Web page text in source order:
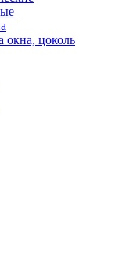
окна, цоколь